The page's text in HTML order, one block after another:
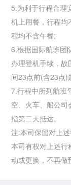
5.为利于行程合理
机上用餐，行程
程均不含午餐;
6.根据国际航班团
办理登机手续，
间23点前(含23点)
7.行程中所列航班
空、火车、船公
指第二天抵达。
注:本司保留对上
本司有权对上述行
动或更换，不再做